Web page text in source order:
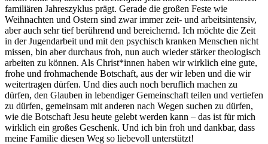
familiären Jahreszyklus prägt. Gerade die großen Feste wie
Weihnachten und Ostern sind zwar immer zeit- und arbeitsintensiv,
aber auch sehr tief berührend und bereichernd. Ich möchte die Zeit
in der Jugendarbeit und mit den psychisch kranken Menschen nicht
missen, bin aber durchaus froh, nun auch wieder stärker theologisch
arbeiten zu können. Als Christ*innen haben wir wirklich eine gute,
frohe und frohmachende Botschaft, aus der wir leben und die wir
weitertragen dürfen. Und dies auch noch beruflich machen zu
dürfen, den Glauben in lebendiger Gemeinschaft teilen und vertiefen
zu dürfen, gemeinsam mit anderen nach Wegen suchen zu dürfen,
wie die Botschaft Jesu heute gelebt werden kann – das ist für mich
wirklich ein großes Geschenk. Und ich bin froh und dankbar, dass
meine Familie diesen Weg so liebevoll unterstützt!